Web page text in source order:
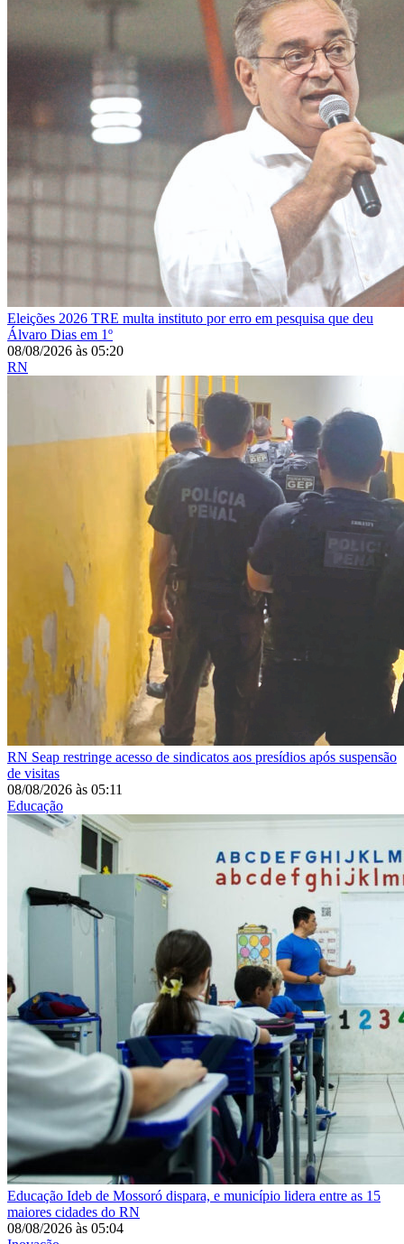
Eleições 2026 TRE multa instituto por erro em pesquisa que deu
Álvaro Dias em 1º
08/08/2026 às 05:20
RN
RN Seap restringe acesso de sindicatos aos presídios após suspensão
de visitas
08/08/2026 às 05:11
Educação
Educação Ideb de Mossoró dispara, e município lidera entre as 15
maiores cidades do RN
08/08/2026 às 05:04